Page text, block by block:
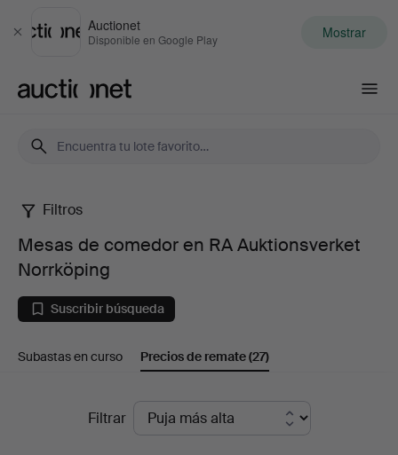
Cerrar
Auctionet
Disponible en Google Play Mostrar
Mesas
de
comedor
en
Auktionsverket
Filtros
Mesas de comedor en RA Auktionsverket
Norrköping
Suscribir búsqueda
Subastas en curso Precios de remate(27)
Filtrar